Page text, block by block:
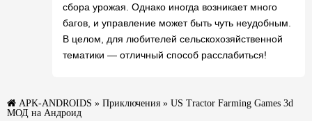
сбора урожая. Однако иногда возникает много
багов, и управление может быть чуть неудобным.
В целом, для любителей сельскохозяйственной
тематики — отличный способ расслабиться!
APK-ANDROIDS » Приключения » US Tractor Farming Games 3d
МОД на Андроид